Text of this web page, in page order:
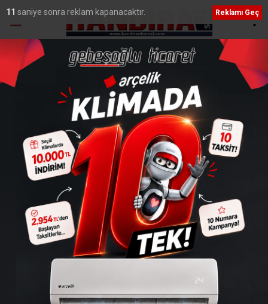
Ana Sayfa›Yaşam
Büyükşehir Ekipleri
Kandıra’da Güvenlik İçin
10 saniye sonra reklam kapanacaktır. Reklamı Geç